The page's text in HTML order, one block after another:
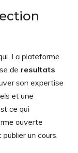
La plateforme
de resultats
son expertise
et une
ce qui
ouverte
un cours.